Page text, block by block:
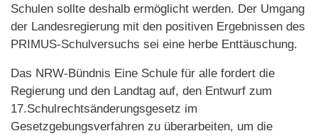
Schulen sollte deshalb ermöglicht werden. Der Umgang
der Landesregierung mit den positiven Ergebnissen des
PRIMUS-Schulversuchs sei eine herbe Enttäuschung.
Das NRW-Bündnis Eine Schule für alle fordert die
Regierung und den Landtag auf, den Entwurf zum
17.Schulrechtsänderungsgesetz im
Gesetzgebungsverfahren zu überarbeiten, um die